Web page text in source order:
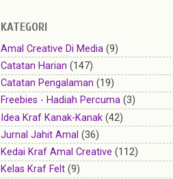
KATEGORI
Amal Creative Di Media (9)
Catatan Harian (147)
Catatan Pengalaman (19)
Freebies - Hadiah Percuma (3)
Idea Kraf Kanak-Kanak (42)
Jurnal Jahit Amal (36)
Kedai Kraf Amal Creative (112)
Kelas Kraf Felt (9)